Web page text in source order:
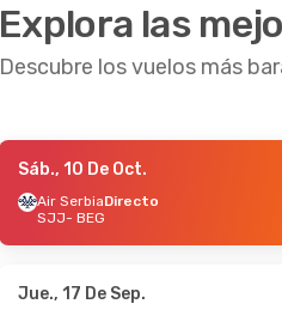
Explora las
Descubre los vuelos más
- Mié., 21 De Oct.
1 Escala
Sáb., 10 De Oct.
Air SerbiaDirecto
SJJ- BEG
Jue., 17 De Sep.